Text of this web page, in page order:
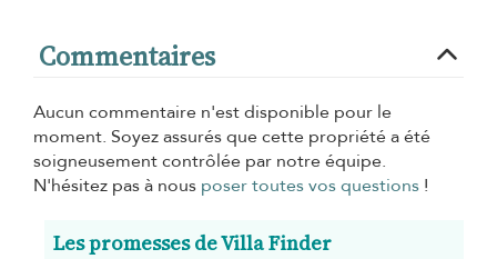
Commentaires
Aucun commentaire n'est disponible pour le
moment. Soyez assurés que cette propriété a été
soigneusement contrôlée par notre équipe.
N'hésitez pas à nous poser toutes vos questions !
Les promesses de Villa Finder